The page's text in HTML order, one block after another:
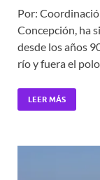
Por:
Concepción, ha
desde los años
río y fuera el
LEER MÁS